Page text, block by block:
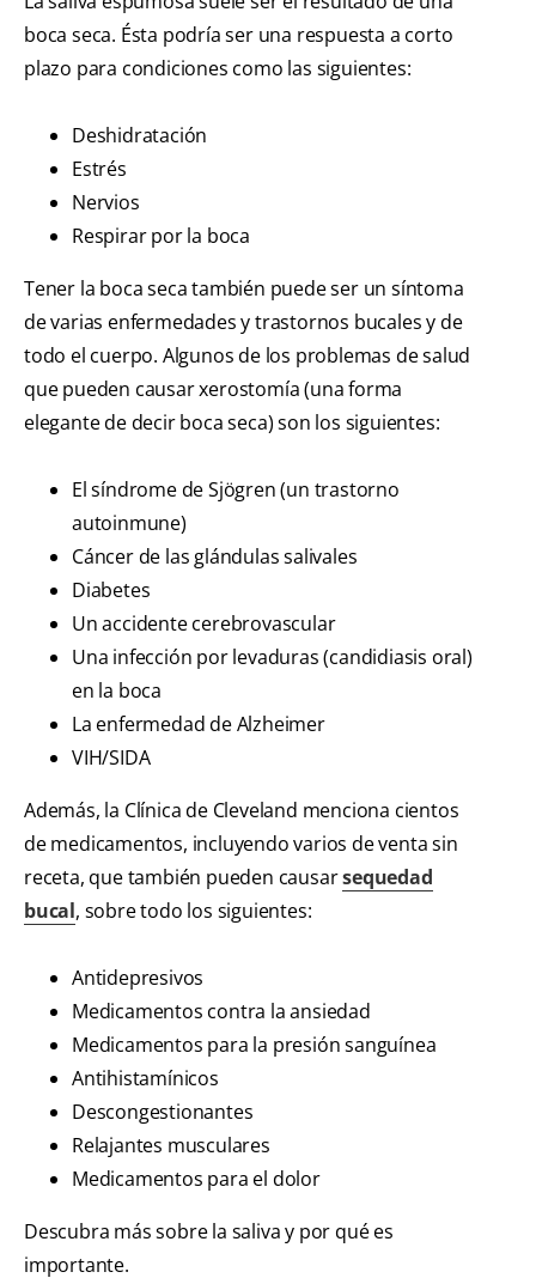
boca seca. Ésta podría ser una respuesta a corto
plazo para condiciones como las siguientes:
Deshidratación
Estrés
Nervios
Respirar por la boca
Tener la boca seca también puede ser un síntoma
de varias enfermedades y trastornos bucales y de
todo el cuerpo. Algunos de los problemas de salud
que pueden causar xerostomía (una forma
elegante de decir boca seca) son los siguientes:
El síndrome de Sjögren (un trastorno
autoinmune)
Cáncer de las glándulas salivales
Diabetes
Un accidente cerebrovascular
Una infección por levaduras (candidiasis oral)
en la boca
La enfermedad de Alzheimer
VIH/SIDA
Además, la Clínica de Cleveland menciona cientos
de medicamentos, incluyendo varios de venta sin
receta, que también pueden causarsequedad
bucal, sobre todo los siguientes:
Antidepresivos
Medicamentos contra la ansiedad
Medicamentos para la presión sanguínea
Antihistamínicos
Descongestionantes
Relajantes musculares
Medicamentos para el dolor
Descubra más sobre la saliva y por qué es
importante.